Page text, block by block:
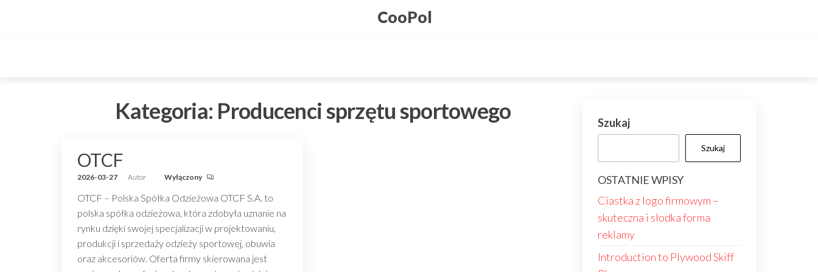
CooPol
Kategoria: Producenci sprzętu sportowego
OTCF
2026-03-27 Autor Wyłączony
OTCF – Polska Spółka Odzieżowa OTCF S.A. to
polska spółka odzieżowa, która zdobyła uznanie na
rynku dzięki swojej specjalizacji w projektowaniu,
produkcji i sprzedaży odzieży sportowej, obuwia
oraz akcesoriów. Oferta firmy skierowana jest
Szukaj
Szukaj
OSTATNIE WPISY
Ciastka z logo firmowym –
skuteczna i słodka forma
reklamy
Introduction to Plywood Skiff